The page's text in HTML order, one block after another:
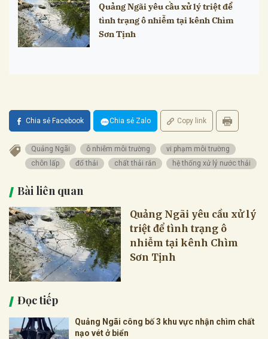
Quảng Ngãi yêu cầu xử lý triệt để
tình trạng ô nhiễm tại kênh Chìm
Sơn Tịnh
Chia sẻ Facebook Chia sẻ Zalo Copy link
Quảng Ngãi ô nhiễm môi trường
vi phạm môi trường
chôn lấp
đổ thải chất thải rắn hệ thống xử lý nước thải
Bài liên quan
Quảng Ngãi yêu cầu xử lý
triệt để tình trạng ô
nhiễm tại kênh Chìm
Sơn Tịnh
Đọc tiếp
Quảng Ngãi công bố 3 khu vực nhận chìm chất
nạo vét ở biển